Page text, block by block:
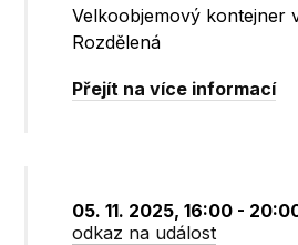
Velkoobjemový kontejner
Rozdělená
Přejít na více informací
05. 11. 2025, 16:00 -
odkaz na událost